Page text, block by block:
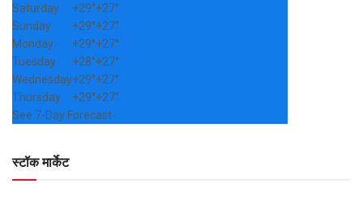
Saturday
+29°+27°
Sunday
+29°+27°
Monday
+29°+27°
Tuesday
+28°+27°
Wednesday+29°+27°
Thursday
+29°+27°
See 7-Day Forecast
स्टॉक मार्केट